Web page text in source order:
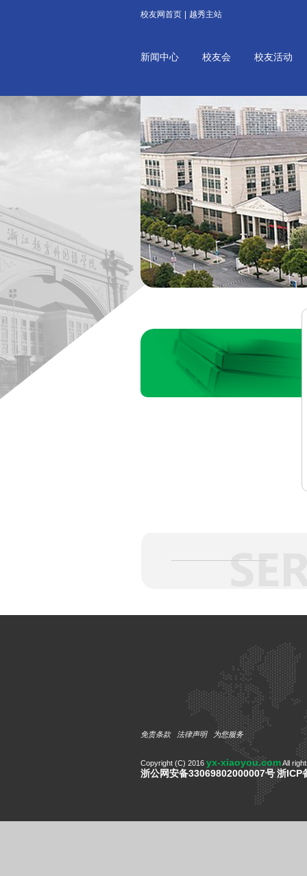
校友网首页 越秀主站
新闻中心 校友会 校友活动
免责条款 法律声明 为您服务
Copyright (C) 2016 yx-xiaoyou.comAll
浙公网安备33069802000007号浙ICP